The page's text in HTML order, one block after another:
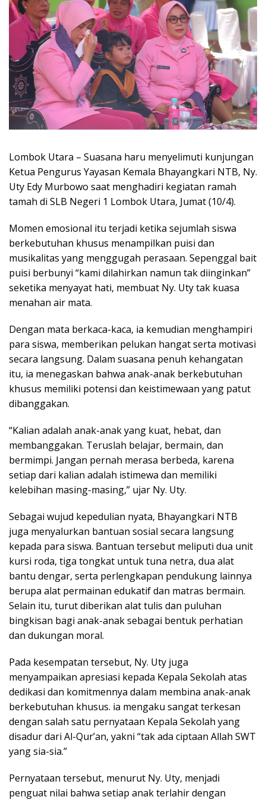
Lombok Utara – Suasana haru menyelimuti kunjungan
Ketua Pengurus Yayasan Kemala Bhayangkari NTB, Ny.
Uty Edy Murbowo saat menghadiri kegiatan ramah
tamah di SLB Negeri 1 Lombok Utara, Jumat (10/4).
Momen emosional itu terjadi ketika sejumlah siswa
berkebutuhan khusus menampilkan puisi dan
musikalitas yang menggugah perasaan. Sepenggal bait
puisi berbunyi “kami dilahirkan namun tak diinginkan”
seketika menyayat hati, membuat Ny. Uty tak kuasa
menahan air mata.
Dengan mata berkaca-kaca, ia kemudian menghampiri
para siswa, memberikan pelukan hangat serta motivasi
secara langsung. Dalam suasana penuh kehangatan
itu, ia menegaskan bahwa anak-anak berkebutuhan
khusus memiliki potensi dan keistimewaan yang patut
dibanggakan.
“Kalian adalah anak-anak yang kuat, hebat, dan
membanggakan. Teruslah belajar, bermain, dan
bermimpi. Jangan pernah merasa berbeda, karena
setiap dari kalian adalah istimewa dan memiliki
kelebihan masing-masing,” ujar Ny. Uty.
Sebagai wujud kepedulian nyata, Bhayangkari NTB
juga menyalurkan bantuan sosial secara langsung
kepada para siswa. Bantuan tersebut meliputi dua unit
kursi roda, tiga tongkat untuk tuna netra, dua alat
bantu dengar, serta perlengkapan pendukung lainnya
berupa alat permainan edukatif dan matras bermain.
Selain itu, turut diberikan alat tulis dan puluhan
bingkisan bagi anak-anak sebagai bentuk perhatian
dan dukungan moral.
Pada kesempatan tersebut, Ny. Uty juga
menyampaikan apresiasi kepada Kepala Sekolah atas
dedikasi dan komitmennya dalam membina anak-anak
berkebutuhan khusus. ia mengaku sangat terkesan
dengan salah satu pernyataan Kepala Sekolah yang
disadur dari Al-Qur’an, yakni “tak ada ciptaan Allah SWT
yang sia-sia.”
Pernyataan tersebut, menurut Ny. Uty, menjadi
penguat nilai bahwa setiap anak terlahir dengan